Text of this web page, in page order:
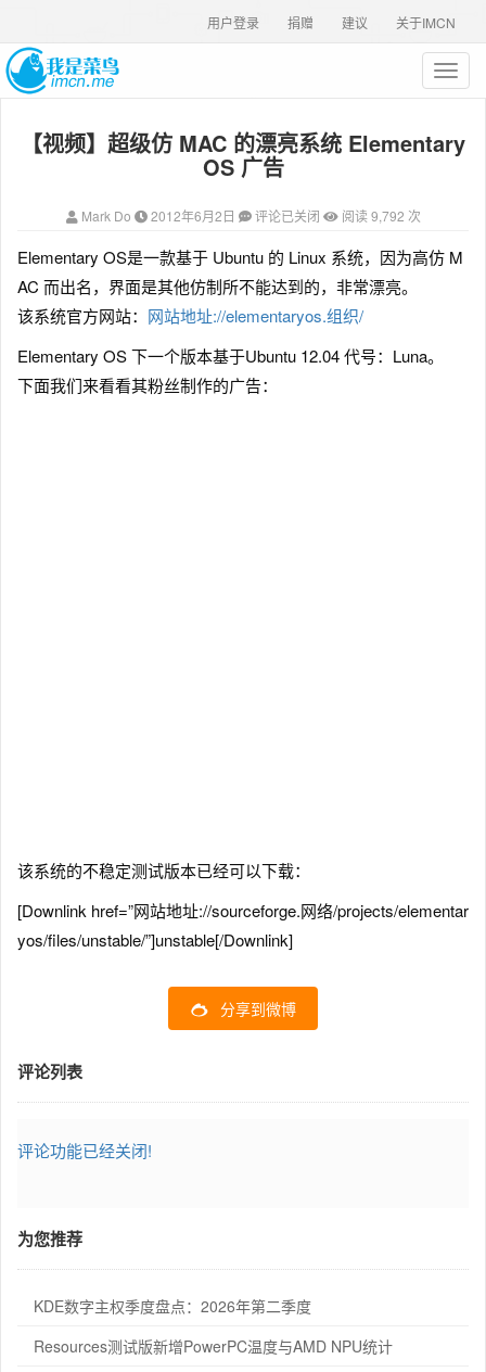
关于IMCN
建议
捐赠
用户登录
T
o
g
v
【视频】超级仿 MAC 的漂亮系统 Elementary
OS 广告
Mark Do 2012年6月2日 评论已关闭 阅读 9,792 次
Elementary OS是一款基于 Ubuntu 的 Linux 系统，因为高仿 M
AC 而出名，界面是其他仿制所不能达到的，非常漂亮。
该系统官方网站： 网站地址://elementaryos.组织/
Elementary OS 下一个版本基于Ubuntu 12.04 代号：Luna。
下面我们来看看其粉丝制作的广告：
该系统的不稳定测试版本已经可以下载：
[Downlink href=”网站地址://sourceforge.网络/projects/elementar
yos/files/unstable/”]unstable[/Downlink]
分享到微博
评论列表
评论功能已经关闭!
为您推荐
KDE数字主权季度盘点：2026年第二季度
Resources测试版新增PowerPC温度与AMD NPU统计